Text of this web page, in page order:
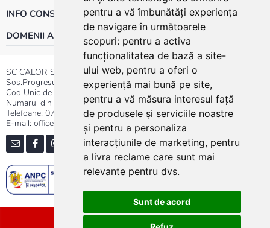
pentru a vă îmbunătăți experiența
de navigare în următoarele
scopuri: pentru a activa
funcționalitatea de bază a site-
ului web, pentru a oferi o
experiență mai bună pe site,
pentru a vă măsura interesul față
de produsele și serviciile noastre
și pentru a personaliza
interacțiunile de marketing, pentru
a livra reclame care sunt mai
relevante pentru dvs.
Sunt de acord
INFO CONSUMATOR
DOMENII ACTIVITATE
SC CALOR SRL
Sos.Progresului nr.30-40, Sector 5, Bucuresti
Cod Unic de Inregistrare: RO 3004724
Numarul din Registrul Comertului:J40/13176/1991
Telefoane: 0737.23.44.44|021.411.44.44
E-mail: office@calor.ro